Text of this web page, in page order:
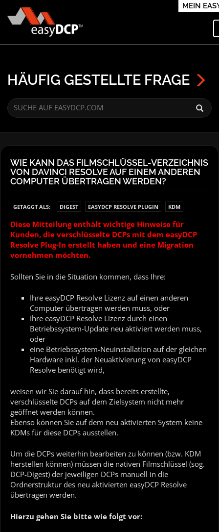
MEIN
HÄUFIG GESTELLTE FRAGE
WIE KANN DAS FILMSCHLÜSSEL-VERZEICHNIS
VON DAVINCI RESOLVE AUF EINEM ANDEREN
COMPUTER ÜBERTRAGEN WERDEN?
GETAGGT ALS: DIGEST EASYDCP RESOLVE PLUGIN KDM
Diese Mitteilung enthält wichtige Hinweise für
Kunden, die verschlüsselte DCPs mit dem easyDCP
Resolve Plug-In erstellt haben und eine Migration
vornehmen möchten.
Sollten Sie in die Situation kommen, dass Ihre:
Ihre easyDCP Resolve Lizenz auf einen anderen
Computer übertragen werden muss, oder
Ihre easyDCP Resolve Lizenz durch einen
Betriebssystem-Update neu aktiviert werden muss,
oder
eine Betriebssystem-Neuinstallation auf der gleichen
Hardware inkl. der Neuaktivierung von easyDCP
Resolve benötigt wird,
weisen wir Sie darauf hin, dass bereits erstellte,
verschlüsselte DCPs auf dem Zielsystem nicht mehr
geöffnet werden können.
Ebenso können Sie auf dem neu aktivierten System keine
KDMs für diese DCPs ausstellen.
Um die DCPs weiterhin bearbeiten zu können (bzw. KDM
herstellen können) müssen die nativen Filmschlüssel (sog.
DCP-Digest) der jeweiligen DCPs manuell in die
Ordnerstruktur des neu aktivierten easyDCP Resolve
übertragen werden.
Hierzu gehen Sie bitte wie folgt vor: